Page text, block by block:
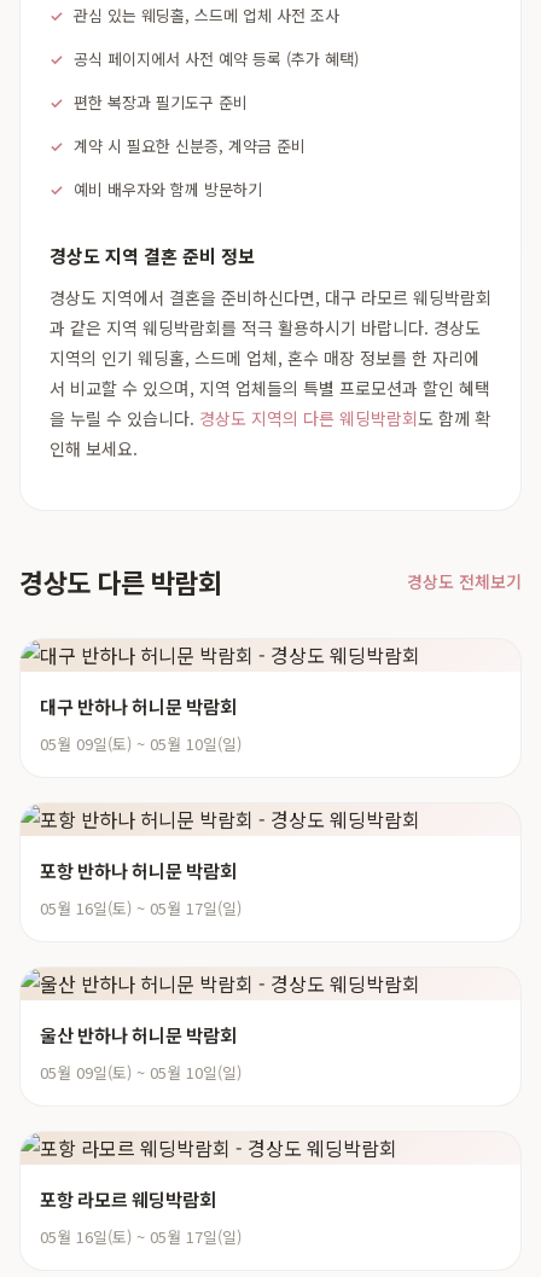
관심 있는 웨딩홀, 스드메 업체 사전 조사
공식 페이지에서 사전 예약 등록 (추가 혜택)
편한 복장과 필기도구 준비
계약 시 필요한 신분증, 계약금 준비
예비 배우자와 함께 방문하기
경상도 지역 결혼 준비 정보
경상도 지역에서 결혼을 준비하신다면, 대구 라모르 웨딩박람회
과 같은 지역 웨딩박람회를 적극 활용하시기 바랍니다. 경상도
지역의 인기 웨딩홀, 스드메 업체, 혼수 매장 정보를 한 자리에
서 비교할 수 있으며, 지역 업체들의 특별 프로모션과 할인 혜택
을 누릴 수 있습니다. 경상도 지역의 다른 웨딩박람회도 함께 확
인해 보세요.
경상도 다른 박람회 경상도 전체보기
대구 반하나 허니문 박람회
05월 09일(토) ~ 05월 10일(일)
포항 반하나 허니문 박람회
05월 16일(토) ~ 05월 17일(일)
울산 반하나 허니문 박람회
05월 09일(토) ~ 05월 10일(일)
포항 라모르 웨딩박람회
05월 16일(토) ~ 05월 17일(일)